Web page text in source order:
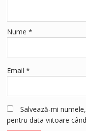
Nume *
Email *
Salvează-mi
pentru data viitoare